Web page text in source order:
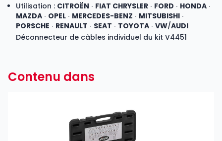
Utilisation : CITROËN ∙ FIAT CHRYSLER ∙ FORD ∙ HONDA ∙
MAZDA ∙ OPEL ∙ MERCEDES-BENZ ∙ MITSUBISHI ∙
PORSCHE ∙ RENAULT ∙ SEAT ∙ TOYOTA ∙ VW/AUDI
Déconnecteur de câbles individuel du kit V4451
Contenu dans